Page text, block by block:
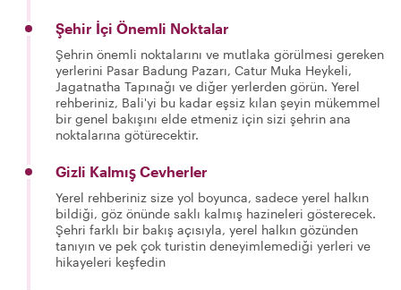
Şehir İçi Önemli Noktalar
Şehrin önemli noktalarını ve mutlaka görülmesi gereken
yerlerini Pasar Badung Pazarı, Catur Muka Heykeli,
Jagatnatha Tapınağı ve diğer yerlerden görün. Yerel
rehberiniz, Bali'yi bu kadar eşsiz kılan şeyin mükemmel
bir genel bakışını elde etmeniz için sizi şehrin ana
noktalarına götürecektir.
Gizli Kalmış Cevherler
Yerel rehberiniz size yol boyunca, sadece yerel halkın
bildiği, göz önünde saklı kalmış hazineleri gösterecek.
Şehri farklı bir bakış açısıyla, yerel halkın gözünden
tanıyın ve pek çok turistin deneyimlemediği yerleri ve
hikayeleri keşfedin